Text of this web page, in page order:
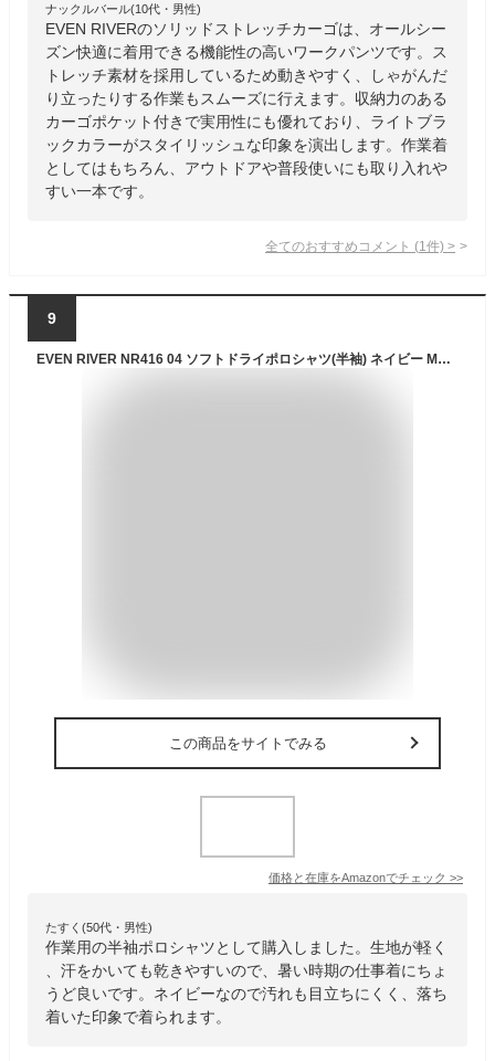
ナックルバール(10代・男性)
EVEN RIVERのソリッドストレッチカーゴは、オールシー
ズン快適に着用できる機能性の高いワークパンツです。ス
トレッチ素材を採用しているため動きやすく、しゃがんだ
り立ったりする作業もスムーズに行えます。収納力のある
カーゴポケット付きで実用性にも優れており、ライトブラ
ックカラーがスタイリッシュな印象を演出します。作業着
としてはもちろん、アウトドアや普段使いにも取り入れや
すい一本です。
全てのおすすめコメント (1 件) >
9
EVEN RIVER NR416 04 ソフトドライポロシャツ(半袖) ネイビー Mサイズ
この商品をサイトでみる
価格と在庫をAmazonでチェック >>
たすく(50代・男性)
作業用の半袖ポロシャツとして購入しました。生地が軽く
、汗をかいても乾きやすいので、暑い時期の仕事着にちょ
うど良いです。ネイビーなので汚れも目立ちにくく、落ち
着いた印象で着られます。